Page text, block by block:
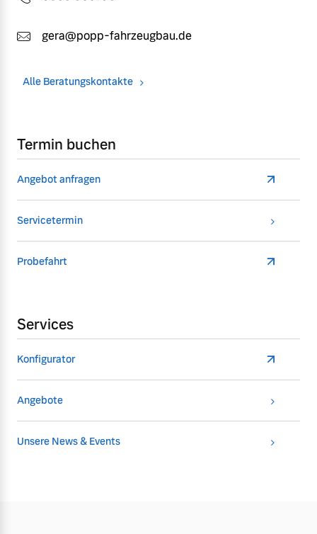
gera@popp-fahrzeugbau.de
Alle Beratungskontakte
Termin buchen
Angebot anfragen
Servicetermin
Probefahrt
Services
Konfigurator
Angebote
Unsere News & Events